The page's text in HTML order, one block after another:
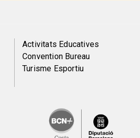
Peu
de
Activitats Educatives
Convention Bureau
Turisme Esportiu